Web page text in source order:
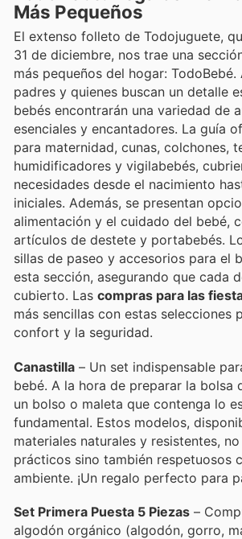
Más Pequeños
El extenso folleto de Todojuguete,
31 de diciembre, nos trae una
más pequeños del hogar:
padres y quienes buscan un detalle
bebés encontrarán una variedad de
esenciales y encantadores. La guía
para maternidad, cunas, colchones,
humidificadores y vigilabebés,
necesidades desde el nacimiento
iniciales. Además, se presentan
alimentación y el cuidado del bebé,
artículos de destete y portabebés.
sillas de paseo y accesorios para el
esta sección, asegurando que cada
cubierto. Las compras para las
más sencillas con estas selecciones
confort y la seguridad.
Canastilla – Un set indispensable
bebé. A la hora de preparar la bolsa
un bolso o maleta que contenga lo
fundamental. Estos modelos,
materiales naturales y resistentes,
prácticos sino también respetuosos
ambiente. ¡Un regalo perfecto para
Set Primera Puesta 5 Piezas –
algodón orgánico (algodón, gorro,